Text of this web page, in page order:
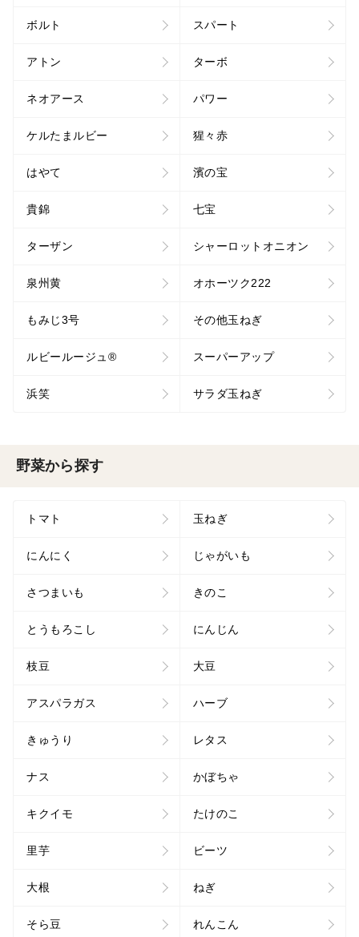
ボルト スパート
アトン ターボ
ネオアース パワー
ケルたまルビー 猩々赤
はやて 濱の宝
貴錦 七宝
ターザン シャーロットオニオン
泉州黄 オホーツク222
もみじ3号 その他玉ねぎ
ルビールージュ®︎ スーパーアップ
浜笑 サラダ玉ねぎ
野菜から探す
トマト 玉ねぎ
にんにく じゃがいも
さつまいも きのこ
とうもろこし にんじん
枝豆 大豆
アスパラガス ハーブ
きゅうり レタス
ナス かぼちゃ
キクイモ たけのこ
里芋 ビーツ
大根 ねぎ
そら豆 れんこん